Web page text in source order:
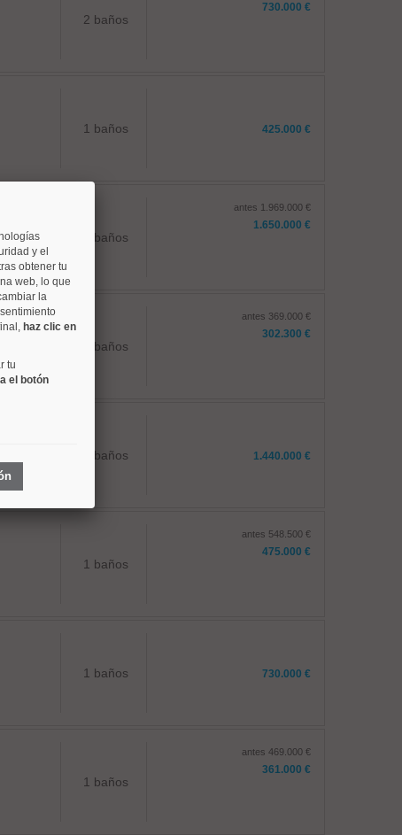
2 baños
730.000 €
1 baños 425.000 €
2 baños
antes 1.969.000 €
1.650.000 €
1 baños
antes 369.000 €
302.300 €
2 baños 1.440.000 €
1 baños
antes 548.500 €
475.000 €
1 baños 730.000 €
1 baños
antes 469.000 €
361.000 €
y el
obtener tu
web, lo que
la
haz clic en
tu
el botón